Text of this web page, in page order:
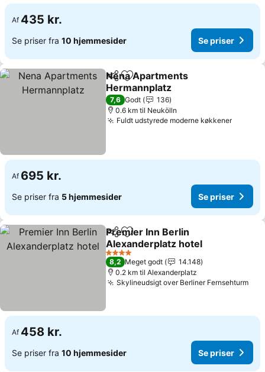
Af 435 kr.
Se priser fra 10 hjemmesider Se priser
Del Føj til favoritter
Nena Apartments
Hermannplatz
7,6 Godt
136
0.6 km til Neukölln
Fuldt udstyrede moderne køkkener
Af 695 kr.
Se priser fra 5 hjemmesider Se priser
Del Føj til favoritter
Premier Inn Berlin
Alexanderplatz hotel
4 Stjerner
8,2 Meget godt
14.148
0.2 km til Alexanderplatz
Skylineudsigt over Berliner Fernsehturm
Af 458 kr.
Se priser fra 10 hjemmesider Se priser